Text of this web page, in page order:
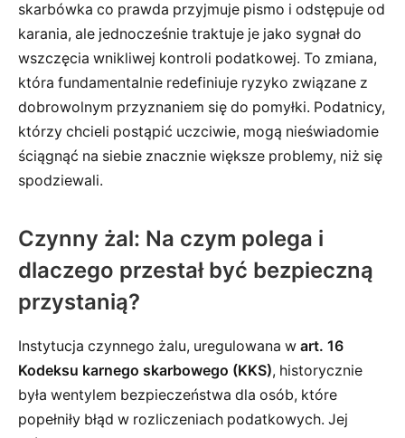
skarbówka co prawda przyjmuje pismo i odstępuje od
karania, ale jednocześnie traktuje je jako sygnał do
wszczęcia wnikliwej kontroli podatkowej. To zmiana,
która fundamentalnie redefiniuje ryzyko związane z
dobrowolnym przyznaniem się do pomyłki. Podatnicy,
którzy chcieli postąpić uczciwie, mogą nieświadomie
ściągnąć na siebie znacznie większe problemy, niż się
spodziewali.
Czynny żal: Na czym polega i
dlaczego przestał być bezpieczną
przystanią?
Instytucja czynnego żalu, uregulowana w art. 16
Kodeksu karnego skarbowego (KKS), historycznie
była wentylem bezpieczeństwa dla osób, które
popełniły błąd w rozliczeniach podatkowych. Jej